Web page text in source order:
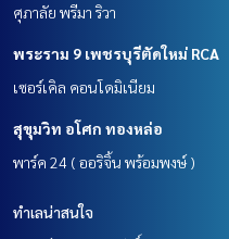
ศุภาลัย พรีมา ริวา
พระราม 9 เพชรบุรีตัดใหม่ RCA
เซอร์เคิล คอนโดมิเนียม
สุขุมวิท อโศก ทองหล่อ
พาร์ค 24 ( ออริจิ้น พร้อมพงษ์ )
ทำเลน่าสนใจ